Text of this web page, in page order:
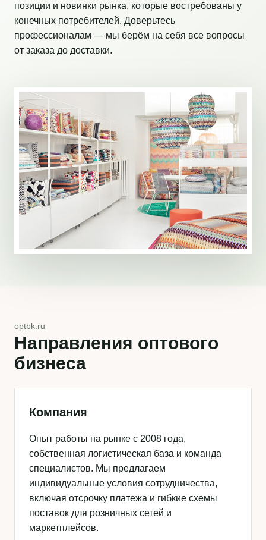
позиции и новинки рынка, которые востребованы у
конечных потребителей. Доверьтесь
профессионалам — мы берём на себя все вопросы
от заказа до доставки.
optbk.ru
Направления оптового
бизнеса
Компания
Опыт работы на рынке с 2008 года,
собственная логистическая база и команда
специалистов. Мы предлагаем
индивидуальные условия сотрудничества,
включая отсрочку платежа и гибкие схемы
поставок для розничных сетей и
маркетплейсов.